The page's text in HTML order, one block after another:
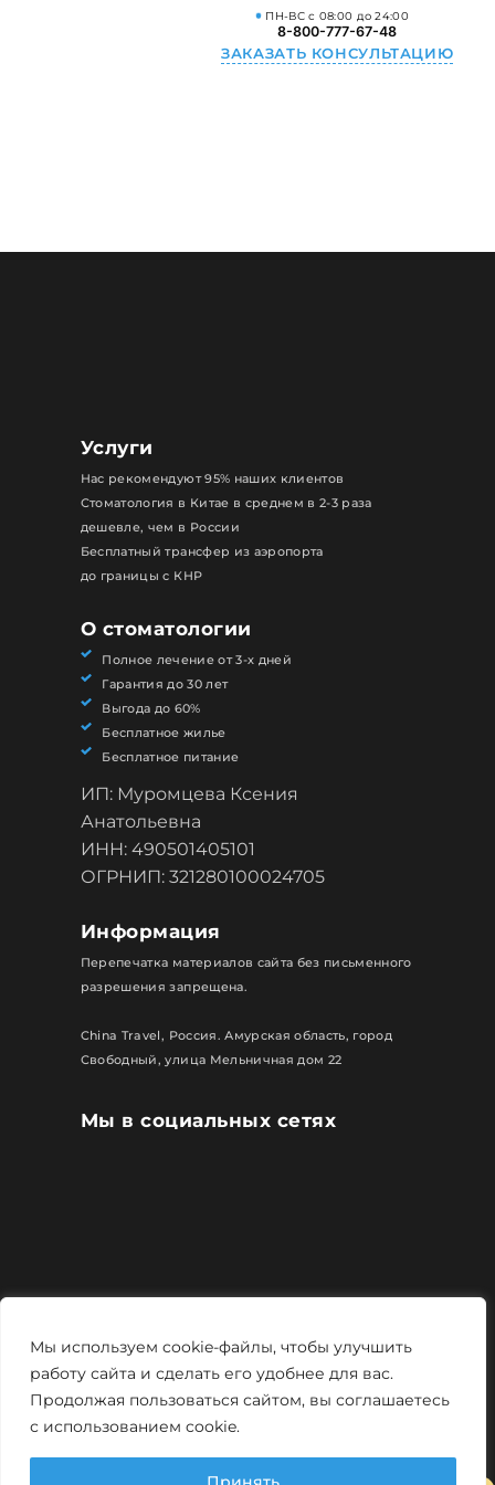
Мы используем cookie-файлы, чтобы улучшить
работу сайта и сделать его удобнее для вас.
Продолжая пользоваться сайтом, вы соглашаетесь
с использованием cookie.
ПН-ВС с 08:00 до 24:00
8-800-777-67-48
ЗАКАЗАТЬ КОНСУЛЬТАЦИЮ
Мы в социальных сетях
Услуги
Нас рекомендуют 95% наших клиентов
Стоматология в Китае в среднем в 2-3 раза
дешевле, чем в России
Бесплатный трансфер из аэропорта
до границы с КНР
О стоматологии
Полное лечение от 3-х дней
Гарантия до 30 лет
Выгода до 60%
Бесплатное жилье
Бесплатное питание
ИП: Муромцева Ксения
Анатольевна
ИНН: 490501405101
ОГРНИП: 321280100024705
Информация
Перепечатка материалов сайта без письменного
разрешения запрещена.
China Travel, Россия. Амурская область, город
Свободный, улица Мельничная дом 22
Политика конфиденциальности
Мощно и креативно отMonstro-studio